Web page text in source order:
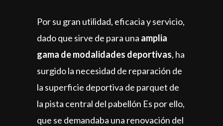
Por su gran utilidad, eficacia y servicio,
dado que sirve de para una amplia
gama de modalidades deportivas, ha
surgido la necesidad de reparación de
la superficie deportiva de parquet de
la pista central del pabellón Es por ello,
que se demandaba una renovación del